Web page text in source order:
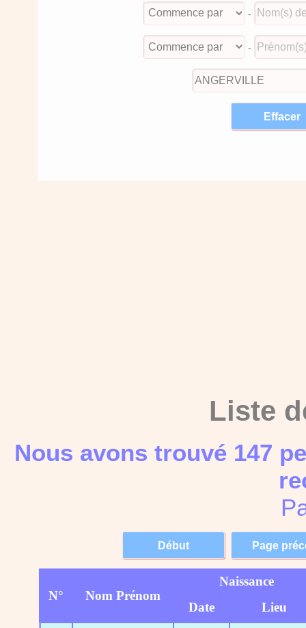
-
-
Liste
Nous avons trouvé 147
N° Nom Prénom
Naissance
Date
Lieu